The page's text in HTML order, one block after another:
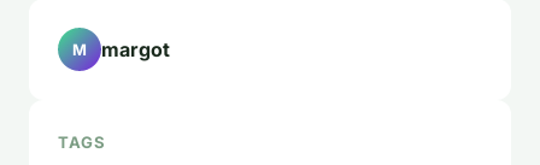
M margot
TAGS